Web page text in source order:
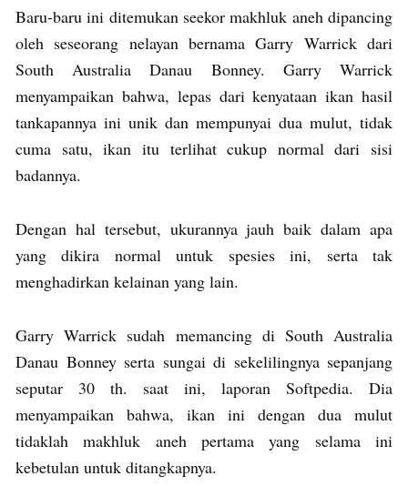
Baru-baru ini ditemukan seekor makhluk aneh dipancing
oleh seseorang nelayan bernama Garry Warrick dari
South Australia Danau Bonney. Garry Warrick
menyampaikan bahwa, lepas dari kenyataan ikan hasil
tankapannya ini unik dan mempunyai dua mulut, tidak
cuma satu, ikan itu terlihat cukup normal dari sisi
badannya.
Dengan hal tersebut, ukurannya jauh baik dalam apa
yang dikira normal untuk spesies ini, serta tak
menghadirkan kelainan yang lain.
Garry Warrick sudah memancing di South Australia
Danau Bonney serta sungai di sekelilingnya sepanjang
seputar 30 th. saat ini, laporan Softpedia. Dia
menyampaikan bahwa, ikan ini dengan dua mulut
tidaklah makhluk aneh pertama yang selama ini
kebetulan untuk ditangkapnya.